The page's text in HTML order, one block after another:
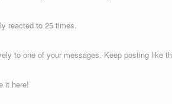
reacted to 25 times.
to one of your messages. Keep posting like
it here!